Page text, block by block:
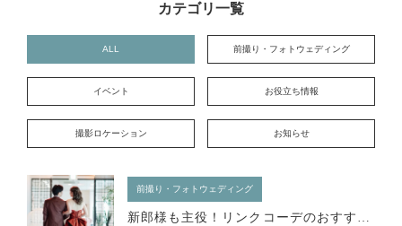
カテゴリ一覧
ALL 前撮り・フォトウェディング
イベント お役立ち情報
撮影ロケーション お知らせ
前撮り・フォトウェディング
新郎様も主役！リンクコーデのおすすめスーツ